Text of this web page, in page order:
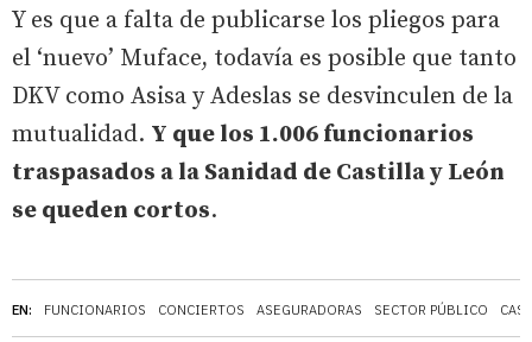
EN: FUNCIONARIOS CONCIERTOS ASEGURADORAS SECTOR PÚBLICO
Y es que a falta de publicarse los pliegos para
el ‘nuevo’ Muface, todavía es posible que tanto
DKV como Asisa y Adeslas se desvinculen de la
mutualidad. Y que los 1.006 funcionarios
traspasados a la Sanidad de Castilla y León
se queden cortos.